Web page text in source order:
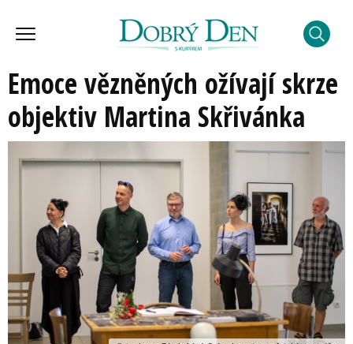
Emoce vězněných ožívají skrze
objektiv Martina Skřivánka